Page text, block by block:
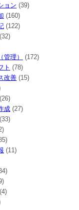
ョン (39)
(160)
(122)
(32)
理）
(172)
ト (78)
改善 (15)
(26)
成 (27)
(33)
(11)
(4)